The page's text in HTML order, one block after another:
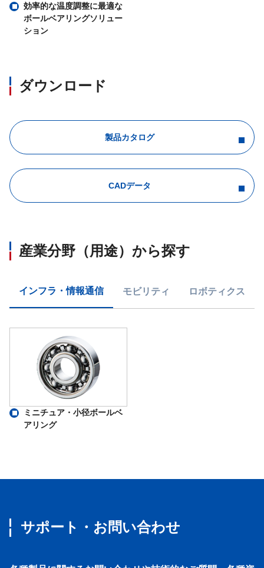
効率的な温度調整に最適な
ボールベアリングソリュー
ション
ダウンロード
製品カタログ
CADデータ
産業分野（用途）から探す
インフラ・情報通信 モビリティ ロボティクス
ミニチュア・小径ボールベ
アリング
サポート・お問い合わせ